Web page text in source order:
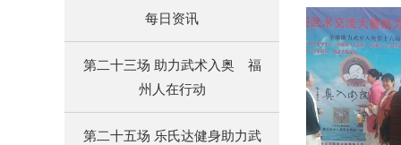
每日资讯
第二十三场 助力武术入奥 福
州人在行动
第二十五场 乐氏达健身助力武